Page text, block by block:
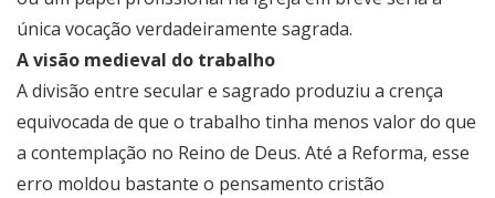
única vocação verdadeiramente sagrada.
A visão medieval do trabalho
A divisão entre secular e sagrado produziu a crença
equivocada de que o trabalho tinha menos valor do que
a contemplação no Reino de Deus. Até a Reforma, esse
erro moldou bastante o pensamento cristão